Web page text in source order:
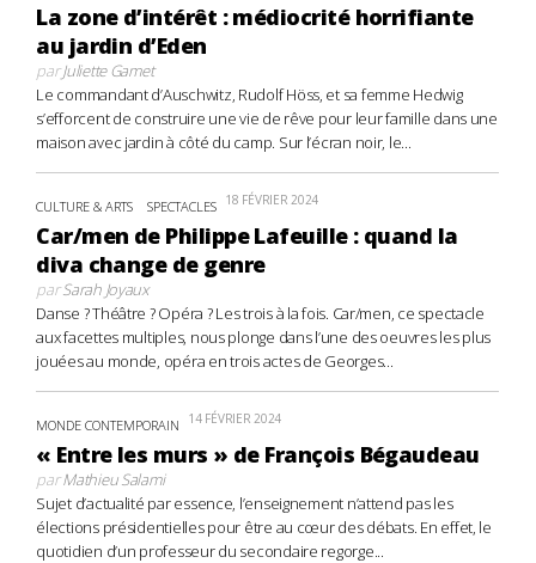
La zone d’intérêt : médiocrité horrifiante
au jardin d’Eden
parJuliette Gamet
Le commandant d’Auschwitz, Rudolf Höss, et sa femme Hedwig
s’efforcent de construire une vie de rêve pour leur famille dans une
maison avec jardin à côté du camp. Sur l’écran noir, le...
CULTURE & ARTS SPECTACLES 18 FÉVRIER 2024
Car/men de Philippe Lafeuille : quand la
diva change de genre
parSarah Joyaux
Danse ? Théâtre ? Opéra ? Les trois à la fois. Car/men, ce spectacle
aux facettes multiples, nous plonge dans l’une des oeuvres les plus
jouées au monde, opéra en trois actes de Georges...
MONDE CONTEMPORAIN 14 FÉVRIER 2024
« Entre les murs » de François Bégaudeau
parMathieu Salami
Sujet d’actualité par essence, l’enseignement n’attend pas les
élections présidentielles pour être au cœur des débats. En effet, le
quotidien d’un professeur du secondaire regorge...